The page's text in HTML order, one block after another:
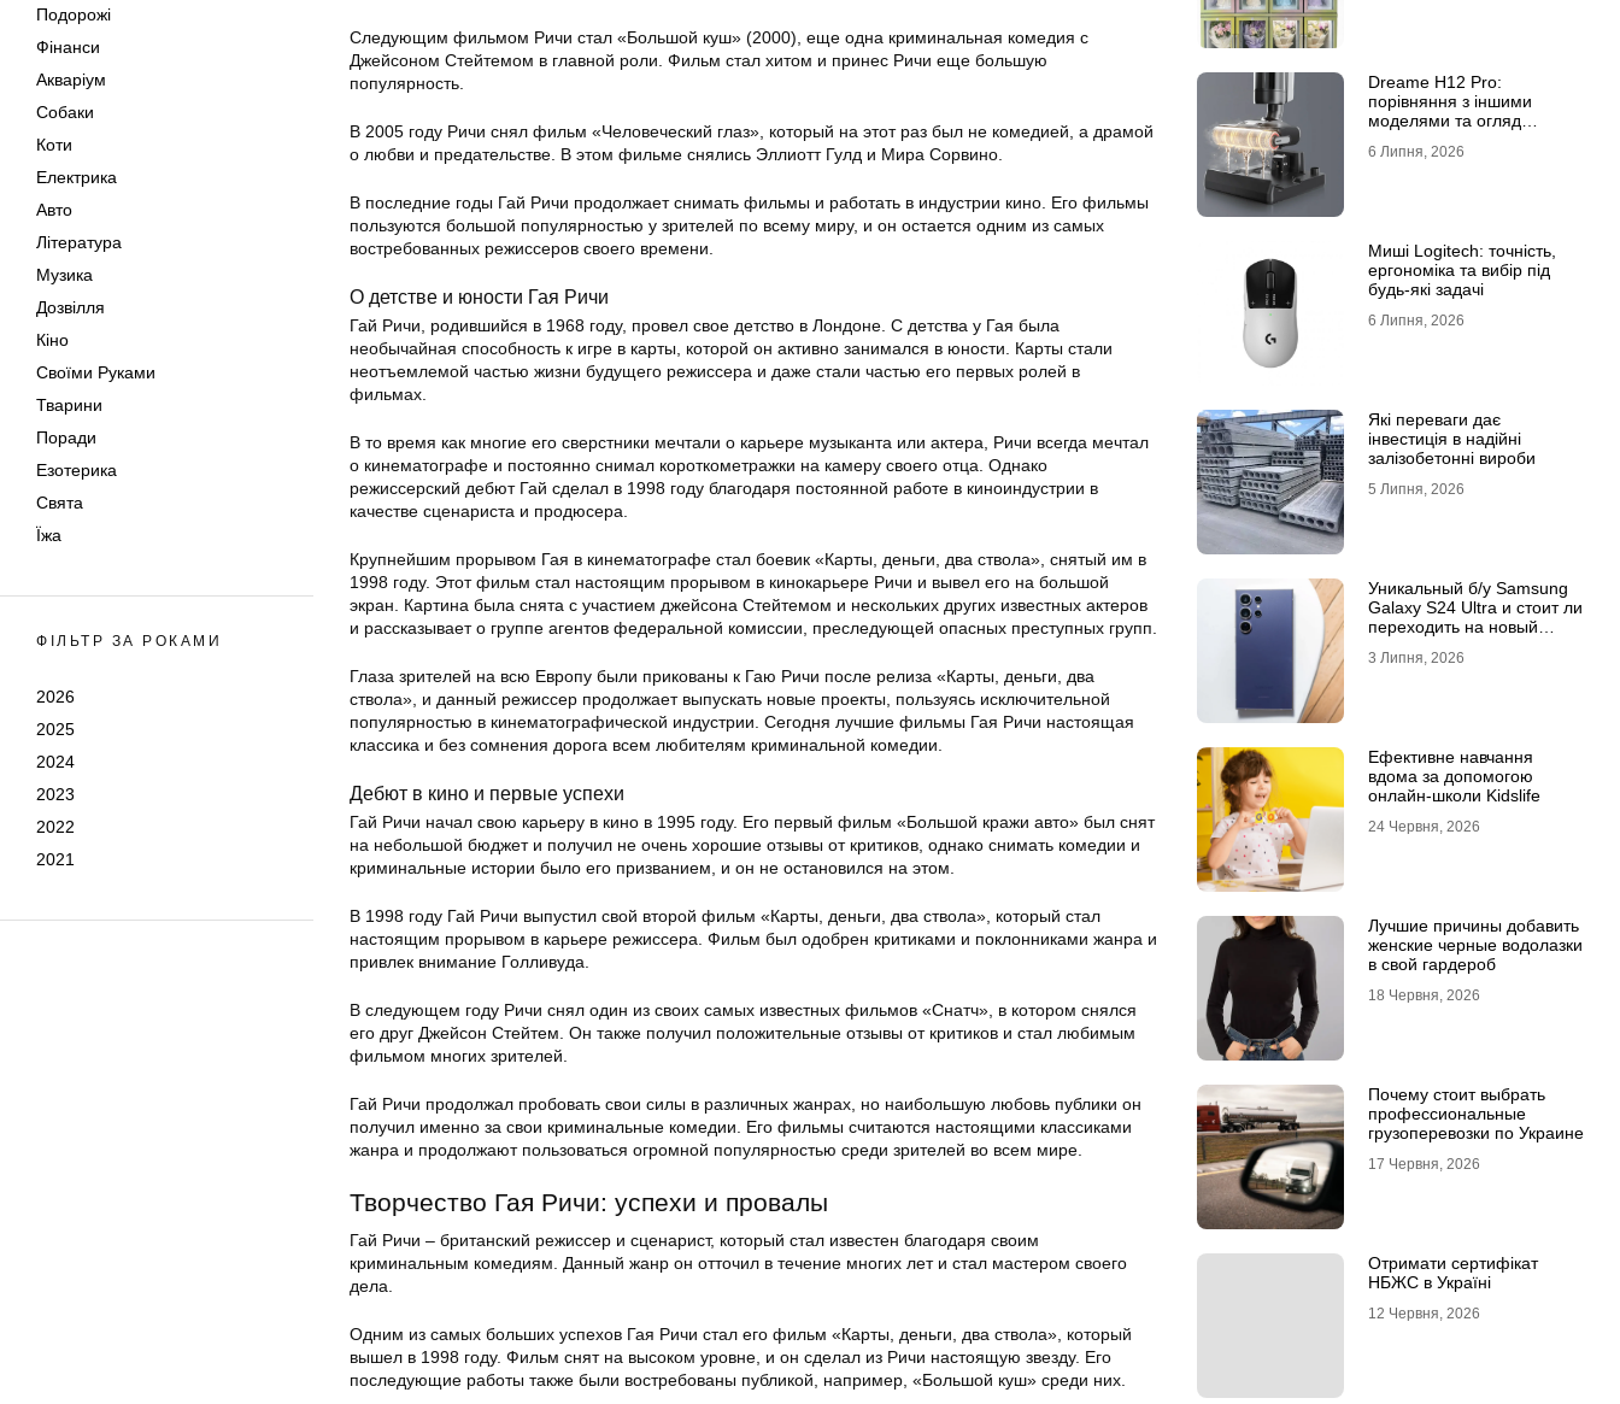
Подорожі
Фінанси
Акваріум
Собаки
Коти
Електрика
Авто
Література
Музика
Дозвілля
Кіно
Своїми Руками
Тварини
Поради
Езотерика
Свята
Їжа
ФІЛЬТР ЗА РОКАМИ
2026
2025
2024
2023
2022
2021
Следующим фильмом Ричи стал «Большой куш» (2000), еще одна криминальная комедия с
Джейсоном Стейтемом в главной роли. Фильм стал хитом и принес Ричи еще большую
популярность.
В 2005 году Ричи снял фильм «Человеческий глаз», который на этот раз был не комедией, а драмой
о любви и предательстве. В этом фильме снялись Эллиотт Гулд и Мира Сорвино.
В последние годы Гай Ричи продолжает снимать фильмы и работать в индустрии кино. Его фильмы
пользуются большой популярностью у зрителей по всему миру, и он остается одним из самых
востребованных режиссеров своего времени.
О детстве и юности Гая Ричи
Гай Ричи, родившийся в 1968 году, провел свое детство в Лондоне. С детства у Гая была
необычайная способность к игре в карты, которой он активно занимался в юности. Карты стали
неотъемлемой частью жизни будущего режиссера и даже стали частью его первых ролей в
фильмах.
В то время как многие его сверстники мечтали о карьере музыканта или актера, Ричи всегда мечтал
о кинематографе и постоянно снимал короткометражки на камеру своего отца. Однако
режиссерский дебют Гай сделал в 1998 году благодаря постоянной работе в киноиндустрии в
качестве сценариста и продюсера.
Крупнейшим прорывом Гая в кинематографе стал боевик «Карты, деньги, два ствола», снятый им в
1998 году. Этот фильм стал настоящим прорывом в кинокарьере Ричи и вывел его на большой
экран. Картина была снята с участием джейсона Стейтемом и нескольких других известных актеров
и рассказывает о группе агентов федеральной комиссии, преследующей опасных преступных групп.
Глаза зрителей на всю Европу были прикованы к Гаю Ричи после релиза «Карты, деньги, два
ствола», и данный режиссер продолжает выпускать новые проекты, пользуясь исключительной
популярностью в кинематографической индустрии. Сегодня лучшие фильмы Гая Ричи настоящая
классика и без сомнения дорога всем любителям криминальной комедии.
Дебют в кино и первые успехи
Гай Ричи начал свою карьеру в кино в 1995 году. Его первый фильм «Большой кражи авто» был снят
на небольшой бюджет и получил не очень хорошие отзывы от критиков, однако снимать комедии и
криминальные истории было его призванием, и он не остановился на этом.
В 1998 году Гай Ричи выпустил свой второй фильм «Карты, деньги, два ствола», который стал
настоящим прорывом в карьере режиссера. Фильм был одобрен критиками и поклонниками жанра и
привлек внимание Голливуда.
В следующем году Ричи снял один из своих самых известных фильмов «Снатч», в котором снялся
его друг Джейсон Стейтем. Он также получил положительные отзывы от критиков и стал любимым
фильмом многих зрителей.
Гай Ричи продолжал пробовать свои силы в различных жанрах, но наибольшую любовь публики он
получил именно за свои криминальные комедии. Его фильмы считаются настоящими классиками
жанра и продолжают пользоваться огромной популярностью среди зрителей во всем мире.
Творчество Гая Ричи: успехи и провалы
Гай Ричи – британский режиссер и сценарист, который стал известен благодаря своим
криминальным комедиям. Данный жанр он отточил в течение многих лет и стал мастером своего
дела.
Одним из самых больших успехов Гая Ричи стал его фильм «Карты, деньги, два ствола», который
вышел в 1998 году. Фильм снят на высоком уровне, и он сделал из Ричи настоящую звезду. Его
последующие работы также были востребованы публикой, например, «Большой куш» среди них.
Dreame H12 Pro:
порівняння з іншими
моделями та огляд
6 Липня, 2026
Миші Logitech: точність,
ергономіка та вибір під
будь-які задачі
6 Липня, 2026
Які переваги дає
інвестиція в надійні
залізобетонні вироби
5 Липня, 2026
Уникальный б/у Samsung
Galaxy S24 Ultra и стоит ли
переходить на новый
3 Липня, 2026
Ефективне навчання
вдома за допомогою
онлайн-школи Kidslife
24 Червня, 2026
Лучшие причины добавить
женские черные водолазки
в свой гардероб
18 Червня, 2026
Почему стоит выбрать
профессиональные
грузоперевозки по Украине
17 Червня, 2026
Отримати сертифікат
НБЖС в Україні
12 Червня, 2026